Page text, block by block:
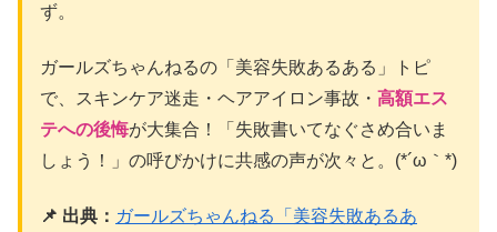
ず。
ガールズちゃんねるの「美容失敗あるある」トピ
で、スキンケア迷走・ヘアアイロン事故・ 高額エス
テへの後悔が大集合！「失敗書いてなぐさめ合いま
しょう！」の呼びかけに共感の声が次々と。(*´ω｀*)
📌 出典： ガールズちゃんねる「美容失敗あるあ